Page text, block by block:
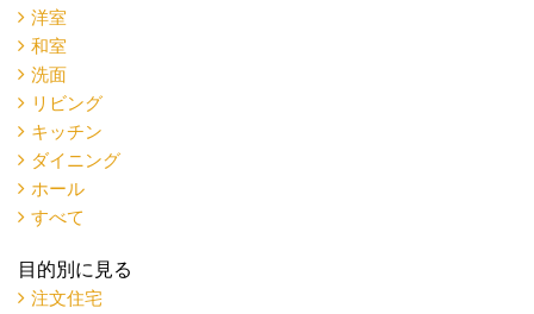
洋室
和室
洗面
リビング
キッチン
ダイニング
ホール
すべて
目的別に見る
注文住宅